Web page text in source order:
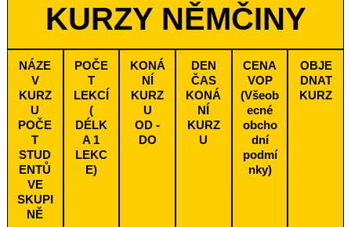
KURZY NĚMČINY
NÁZE
V
KURZ
U
POČE
T
STUD
ENTŮ
VE
SKUPI
NĚ
POČE
T
LEKCÍ
(
DÉLK
A 1
LEKC
E)
KONÁ
NÍ
KURZ
U
OD -
DO
DEN
ČAS
KONÁ
NÍ
KURZ
U
CENA
VOP
(Všeob
ecné
obcho
dní
podmí
nky)
OBJE
DNAT
KURZ